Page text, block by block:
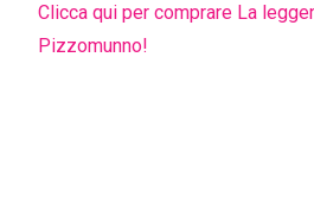
Clicca qui per comprare La
Pizzomunno!